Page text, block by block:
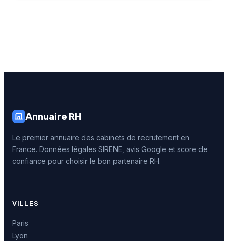
Annuaire RH
Le premier annuaire des cabinets de recrutement en
France. Données légales SIRENE, avis Google et score de
confiance pour choisir le bon partenaire RH.
VILLES
Paris
Lyon